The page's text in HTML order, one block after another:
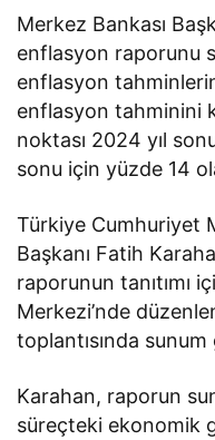
Merkez Bankası
enflasyon raporunu
enflasyon
enflasyon tahminini
noktası 2024 yıl
sonu için yüzde 14
Türkiye Cumhuriyet
Başkanı Fatih
raporunun tanıtımı
Merkezi’nde
toplantısında
Karahan, raporun
süreçteki ekonomik